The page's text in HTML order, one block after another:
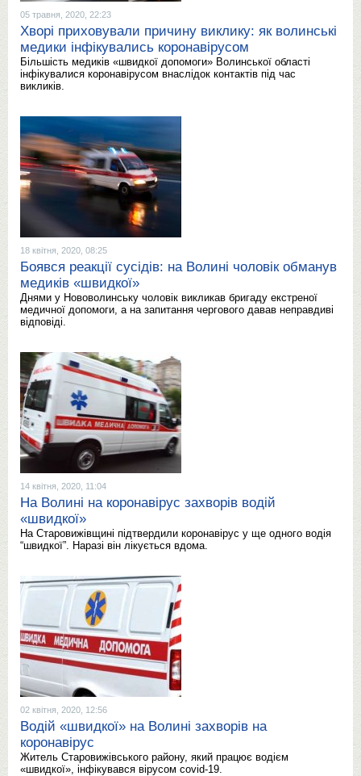
05 травня, 2020, 22:23
Хворі приховували причину виклику: як волинські
медики інфікувались коронавірусом
Більшість медиків «швидкої допомоги» Волинської області
інфікувалися коронавірусом внаслідок контактів під час
викликів.
18 квітня, 2020, 08:25
Боявся реакції сусідів: на Волині чоловік обманув
медиків «швидкої»
Днями у Нововолинську чоловік викликав бригаду екстреної
медичної допомоги, а на запитання чергового давав неправдиві
відповіді.
14 квітня, 2020, 11:04
На Волині на коронавірус захворів водій
«швидкої»
На Старовижівщині підтвердили коронавірус у ще одного водія
“швидкої”. Наразі він лікується вдома.
02 квітня, 2020, 12:56
Водій «швидкої» на Волині захворів на
коронавірус
Житель Старовижівського району, який працює водієм
«швидкої», інфікувався вірусом covid-19.